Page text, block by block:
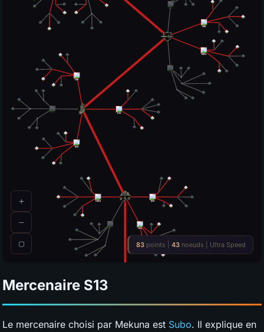
Mercenaire S13
Le mercenaire choisi par Mekuna est Subo. Il explique en